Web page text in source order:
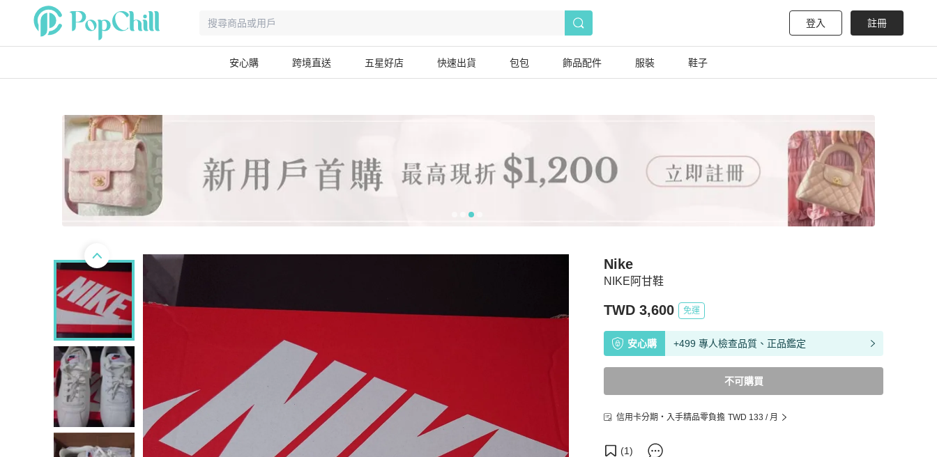
登入 註冊
安心購 跨境直送 五星好店 快速出貨 包包 飾品配件 服裝 鞋子
NIKE阿甘鞋
Nike
TWD 3,600 免運
安心購 +499 專人檢查品質、正品鑑定
不可購買
信用卡分期・入手精品零負擔 TWD 133 / 月
(1)